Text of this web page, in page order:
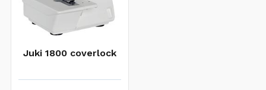
Juki 1800 coverlock